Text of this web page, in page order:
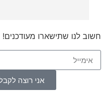
חשוב לנו שתישארו מעודכנים!
אני רוצה